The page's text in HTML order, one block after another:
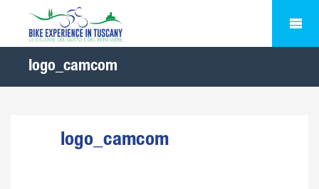
logo_camcom
logo_camcom